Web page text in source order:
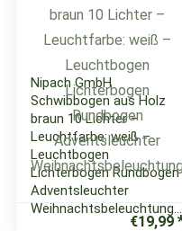
Nipach GmbH
Schwibbogen aus Holz
braun 10 Lichter –
Leuchtfarbe: weiß –
Leuchtbogen
Lichterbogen Rundbogen
Adventsleuchter
Weihnachtsbeleuchtung…
€19,99